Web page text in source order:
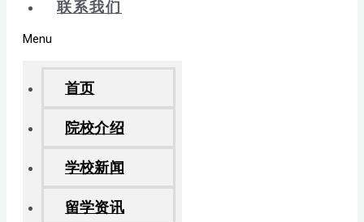
联系我们
Menu
首页
院校介绍
学校新闻
留学资讯